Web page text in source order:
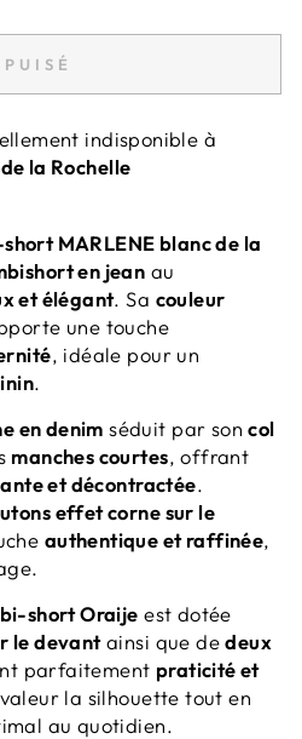
indisponible à
la Rochelle
MARLENE blanc de la
en jean au
et élégant. Sa couleur
une touche
, idéale pour un
.
en denim séduit par son col
manches courtes, offrant
et décontractée.
effet corne sur le
authentique et raffinée,
short Oraije est dotée
le devant ainsi que de deux
parfaitement praticité et
la silhouette tout en
au quotidien.